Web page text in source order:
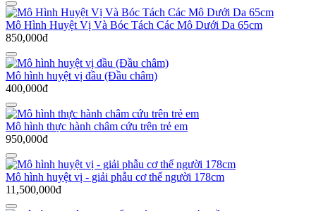
Mô Hình Huyệt Vị Và Bóc Tách Các Mô Dưới Da 65cm
850,000đ
Mô hình huyệt vị đầu (Đầu châm)
400,000đ
Mô hình thực hành châm cứu trên trẻ em
950,000đ
Mô hình huyệt vị - giải phẫu cơ thể người 178cm
11,500,000đ